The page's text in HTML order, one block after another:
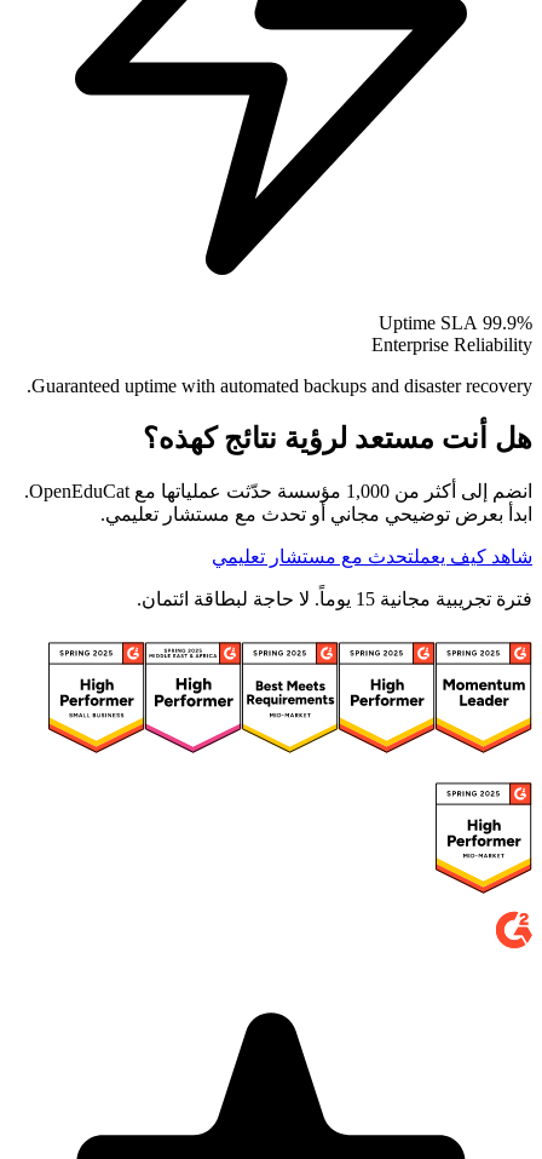
99.9% Uptime SLA
Enterprise Reliability
Guaranteed uptime with automated backups and disaster recovery.
هل أنت مستعد لرؤية نتائج كهذه؟
انضم إلى أكثر من 1,000 مؤسسة حدّثت عملياتها مع OpenEduCat.
ابدأ بعرض توضيحي مجاني أو تحدث مع مستشار تعليمي.
شاهد كيف يعملتحدث مع مستشار تعليمي
فترة تجريبية مجانية 15 يوماً. لا حاجة لبطاقة ائتمان.